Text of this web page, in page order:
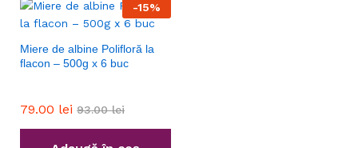
-15%
Miere de albine Polifloră la
flacon – 500g x 6 buc
79.00 lei 93.00lei